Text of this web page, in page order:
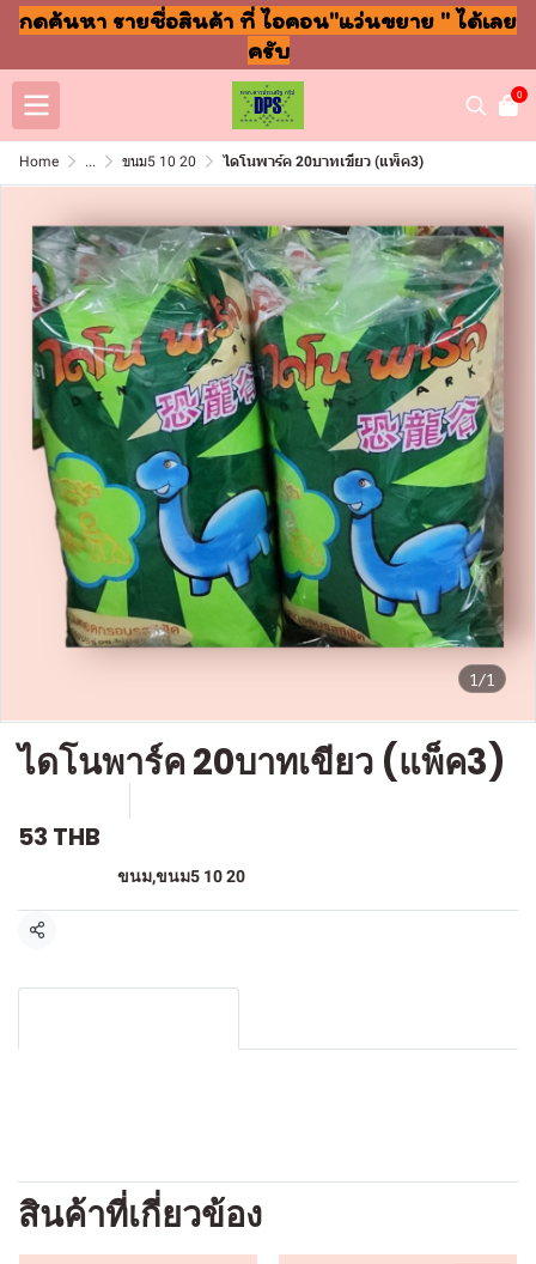
กดค้นหา รายชื่อสินค้า ที่ ไอคอน"แว่นขยาย " ได้เลย
ครับ
0
Home ... ขนม5 10 20 ไดโนพาร์ค 20บาทเขียว (แพ็ค3)
1/1
ไดโนพาร์ค 20บาทเขียว (แพ็ค3)
53 THB
ขนม,ขนม5 10 20
แชร์
สินค้าที่เกี่ยวข้อง